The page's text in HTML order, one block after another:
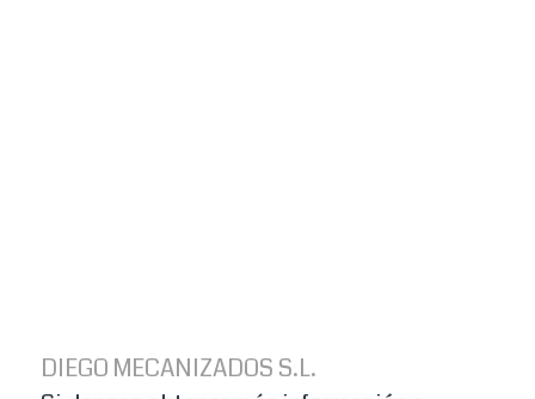
DIEGO MECANIZADOS S.L.